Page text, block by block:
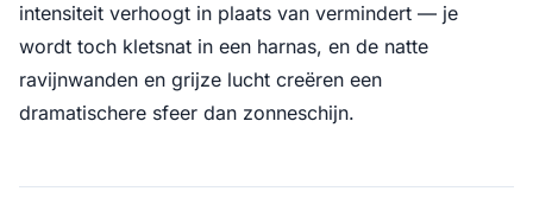
intensiteit verhoogt in plaats van vermindert — je
wordt toch kletsnat in een harnas, en de natte
ravijnwanden en grijze lucht creëren een
dramatischere sfeer dan zonneschijn.